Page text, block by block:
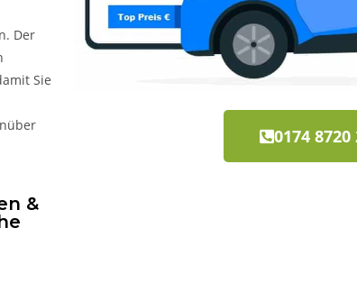
Der
Sie
0174 8720
&